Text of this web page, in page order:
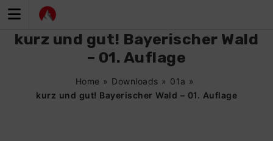
Inhalt
kurz und gut! Bayerischer Wald
– 01. Auflage
Home » Downloads » 01a »
kurz und gut! Bayerischer Wald – 01. Auflage